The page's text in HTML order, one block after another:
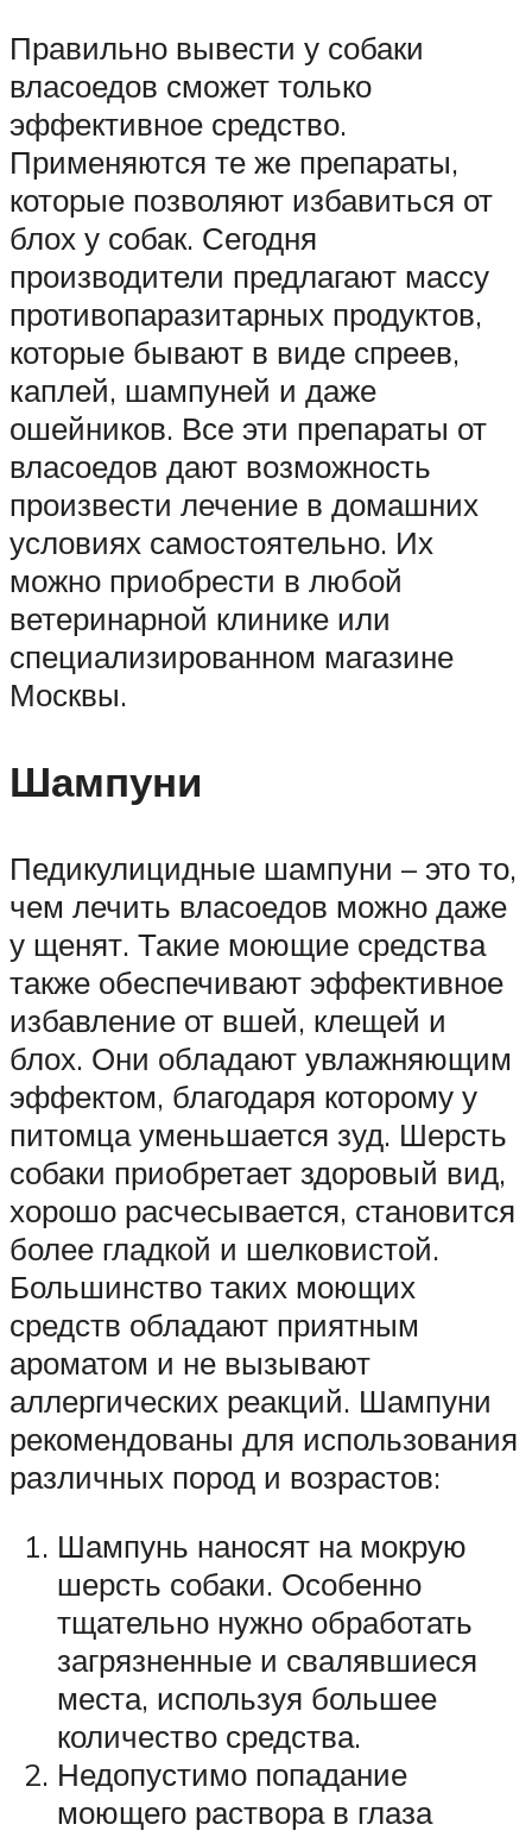
Правильно вывести у собаки
власоедов сможет только
эффективное средство.
Применяются те же препараты,
которые позволяют избавиться от
блох у собак. Сегодня
производители предлагают массу
противопаразитарных продуктов,
которые бывают в виде спреев,
каплей, шампуней и даже
ошейников. Все эти препараты от
власоедов дают возможность
произвести лечение в домашних
условиях самостоятельно. Их
можно приобрести в любой
ветеринарной клинике или
специализированном магазине
Москвы.
Шампуни
Педикулицидные шампуни – это то,
чем лечить власоедов можно даже
у щенят. Такие моющие средства
также обеспечивают эффективное
избавление от вшей, клещей и
блох. Они обладают увлажняющим
эффектом, благодаря которому у
питомца уменьшается зуд. Шерсть
собаки приобретает здоровый вид,
хорошо расчесывается, становится
более гладкой и шелковистой.
Большинство таких моющих
средств обладают приятным
ароматом и не вызывают
аллергических реакций. Шампуни
рекомендованы для использования
различных пород и возрастов:
Шампунь наносят на мокрую
шерсть собаки. Особенно
тщательно нужно обработать
загрязненные и свалявшиеся
места, используя большее
количество средства.
Недопустимо попадание
моющего раствора в глаза